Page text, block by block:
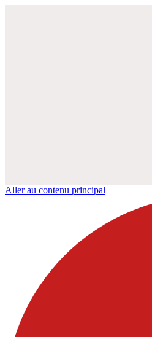
Aller au contenu principal